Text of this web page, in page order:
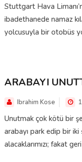
Stuttgart Hava
ibadethanede namaz
yolcusuyla bir otobüs
ARABAYI
Ibrahim Kose
Unutmak çok kötü bir
arabayı park edip bir
alacaklarımızı; fakat